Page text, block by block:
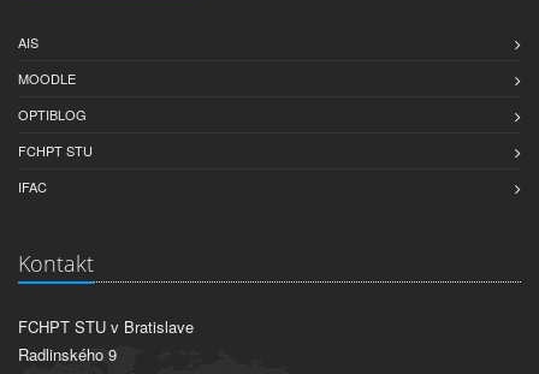
AIS
MOODLE
OPTIBLOG
FCHPT STU
IFAC
Kontakt
FCHPT STU v Bratislave
Radlinského 9